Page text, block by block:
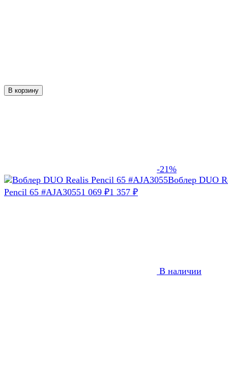
В корзину
-21%
Воблер DUO
Pencil 65 #AJA30551 069 ₽1 357 ₽
В наличии